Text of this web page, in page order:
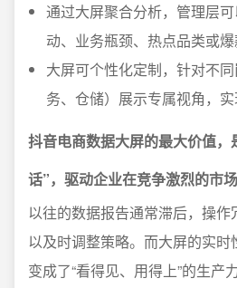
通过大屏聚合分析，管理层
动、业务瓶颈、热点品类或爆
大屏可个性化定制，针对不
务、仓储）展示专属视角，实
抖音电商数据大屏的最大价值，
话”，驱动企业在竞争激烈的市
以往的数据报告通常滞后，操
以及时调整策略。而大屏的实
变成了“看得见、用得上”的生产